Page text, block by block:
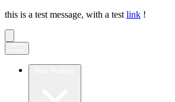
this is a test message, with a test link !